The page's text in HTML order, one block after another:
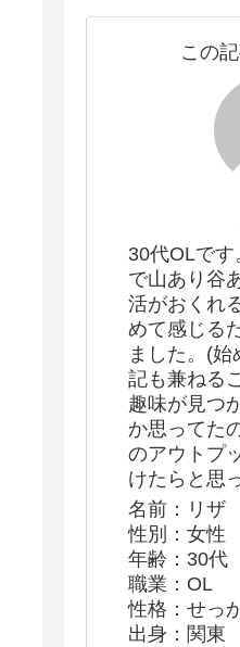
この
30代OLで
で山あり谷
活がおくれ
めて感じる
ました。(
記も兼ねる
趣味が見つ
か思ってた
のアウトプ
けたらと思
名前：リザ
性別：女性
年齢：30代
職業：OL
性格：せっ
出身：関東